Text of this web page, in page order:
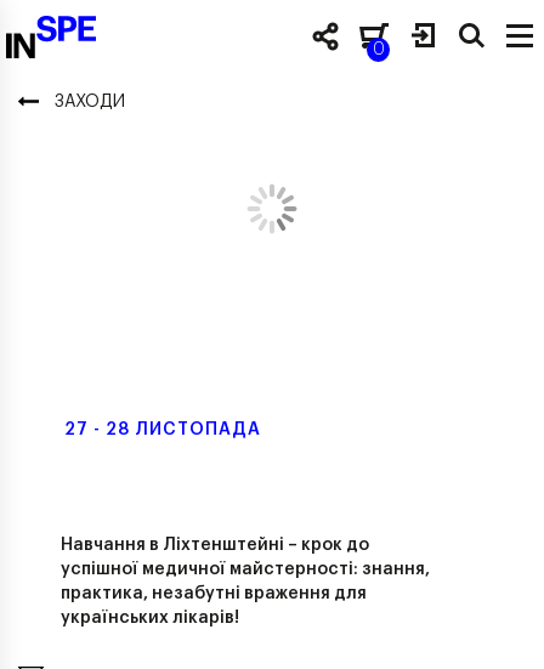
0
ЗАХОДИ
27 - 28 ЛИСТОПАДА
Навчання в Ліхтенштейні – крок до
успішної медичної майстерності: знання,
практика, незабутні враження для
українських лікарів!